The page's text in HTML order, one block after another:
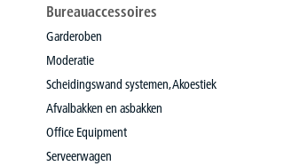
Bureauaccessoires
Garderoben
Moderatie
Scheidingswand systemen, Akoestiek
Afvalbakken en asbakken
Office Equipment
Serveerwagen